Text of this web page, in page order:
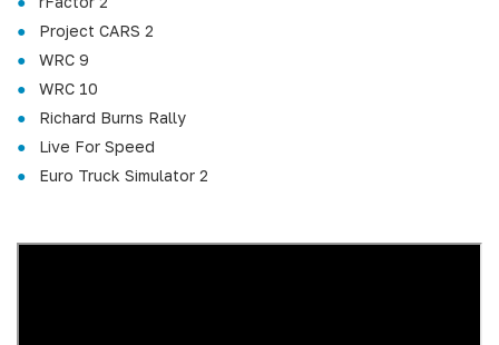
Project CARS 2
WRC 9
WRC 10
Richard Burns Rally
Live For Speed
Euro Truck Simulator 2